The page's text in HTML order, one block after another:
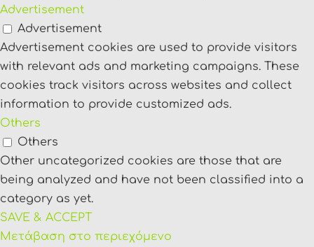
Advertisement
Advertisement
Advertisement cookies are used to provide visitors
with relevant ads and marketing campaigns. These
cookies track visitors across websites and collect
information to provide customized ads.
Others
Others
Other uncategorized cookies are those that are
being analyzed and have not been classified into a
category as yet.
SAVE & ACCEPT
Μετάβαση στο περιεχόμενο